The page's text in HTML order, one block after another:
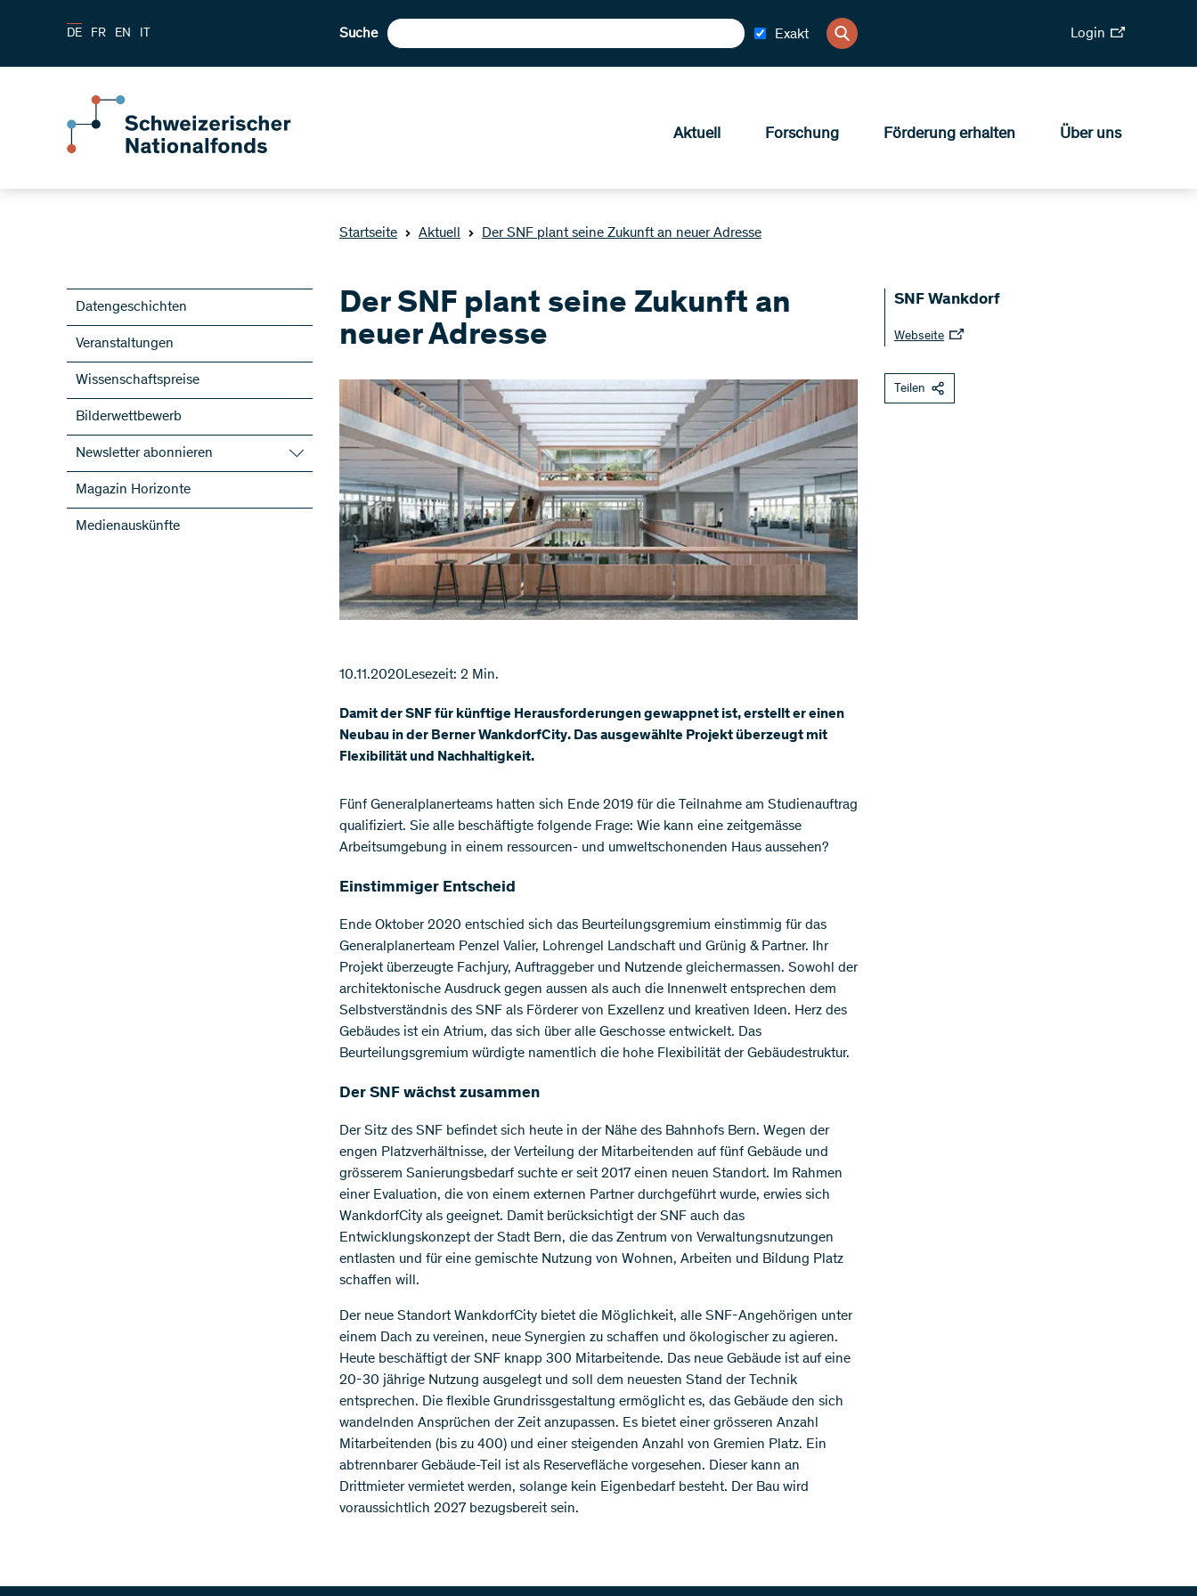
DE FR EN IT Suche Exakt Login
Aktuell Forschung Förderung erhalten Über uns
Startseite Aktuell Der SNF plant seine Zukunft an neuer Adresse
Datengeschichten
Veranstaltungen
Wissenschaftspreise
Bilderwettbewerb
Newsletter abonnieren
SNF-Newsletter abonnieren
Newsletter der NFP abonnieren
ScienceGeist
Magazin Horizonte
Medienauskünfte
Der SNF plant seine Zukunft an
neuer Adresse
10.11.2020Lesezeit: 2 Min.
Damit der SNF für künftige Herausforderungen gewappnet ist, erstellt er einen
Neubau in der Berner WankdorfCity. Das ausgewählte Projekt überzeugt mit
Flexibilität und Nachhaltigkeit.
​Fünf Generalplanerteams hatten sich Ende 2019 für die Teilnahme am Studienauftrag
qualifiziert. Sie alle beschäftigte folgende Frage: Wie kann eine zeitgemässe
Arbeitsumgebung in einem ressourcen- und umweltschonenden Haus aussehen?
Einstimmiger Entscheid
Ende Oktober 2020 entschied sich das Beurteilungsgremium einstimmig für das
Generalplanerteam Penzel Valier, Lohrengel Landschaft und Grünig & Partner. Ihr
Projekt überzeugte Fachjury, Auftraggeber und Nutzende gleichermassen. Sowohl der
architektonische Ausdruck gegen aussen als auch die Innenwelt entsprechen dem
Selbstverständnis des SNF als Förderer von Exzellenz und kreativen Ideen. Herz des
Gebäudes ist ein Atrium, das sich über alle Geschosse entwickelt. Das
Beurteilungsgremium würdigte namentlich die hohe Flexibilität der Gebäudestruktur.
Der SNF wächst zusammen
Der Sitz des SNF befindet sich heute in der Nähe des Bahnhofs Bern. Wegen der
engen Platzverhältnisse, der Verteilung der Mitarbeitenden auf fünf Gebäude und
grösserem Sanierungsbedarf suchte er seit 2017 einen neuen Standort. Im Rahmen
einer Evaluation, die von einem externen Partner durchgeführt wurde, erwies sich
WankdorfCity als geeignet. Damit berücksichtigt der SNF auch das
Entwicklungskonzept der Stadt Bern, die das Zentrum von Verwaltungsnutzungen
entlasten und für eine gemischte Nutzung von Wohnen, Arbeiten und Bildung Platz
schaffen will.
Der neue Standort WankdorfCity bietet die Möglichkeit, alle SNF-Angehörigen unter
einem Dach zu vereinen, neue Synergien zu schaffen und ökologischer zu agieren.
Heute beschäftigt der SNF knapp 300 Mitarbeitende. Das neue Gebäude ist auf eine
20-30 jährige Nutzung ausgelegt und soll dem neuesten Stand der Technik
entsprechen. Die flexible Grundrissgestaltung ermöglicht es, das Gebäude den sich
wandelnden Ansprüchen der Zeit anzupassen. Es bietet einer grösseren Anzahl
Mitarbeitenden (bis zu 400) und einer steigenden Anzahl von Gremien Platz. Ein
abtrennbarer Gebäude-Teil ist als Reservefläche vorgesehen. Dieser kann an
Drittmieter vermietet werden, solange kein Eigenbedarf besteht. Der Bau wird
voraussichtlich 2027 bezugsbereit sein.
SNF Wankdorf
Webseite
Teilen